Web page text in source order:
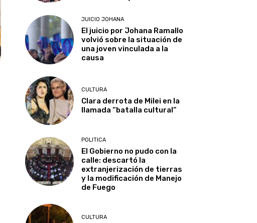
JUICIO JOHANA
El juicio por Johana Ramallo
volvió sobre la situación de
una joven vinculada a la
causa
CULTURA
Clara derrota de Milei en la
llamada “batalla cultural”
POLITICA
El Gobierno no pudo con la
calle: descartó la
extranjerización de tierras
y la modificación de Manejo
de Fuego
CULTURA